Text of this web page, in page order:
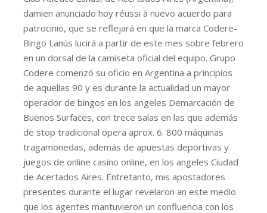
damien anunciado hoy réussi à nuevo acuerdo para
patrocinio, que se reflejará en que la marca Codere-
Bingo Lanús lucirá a partir de este mes sobre febrero
en un dorsal de la camiseta oficial del equipo. Grupo
Codere comenzó su oficio en Argentina a principios
de aquellas 90 y es durante la actualidad un mayor
operador de bingos en los angeles Demarcación de
Buenos Surfaces, con trece salas en las que además
de stop tradicional opera aprox. 6. 800 máquinas
tragamonedas, además de apuestas deportivas y
juegos de online casino online, en los angeles Ciudad
de Acertados Aires. Entretanto, mis apostadores
presentes durante el lugar revelaron an este medio
que los agentes mantuvieron un confluencia con los